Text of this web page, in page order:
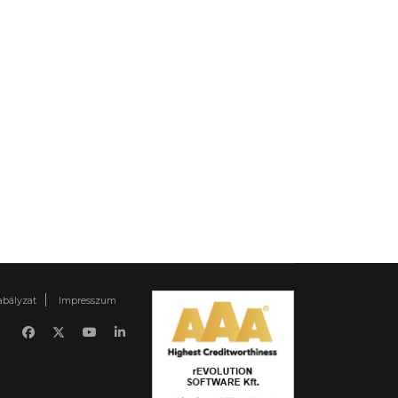
Impresszum